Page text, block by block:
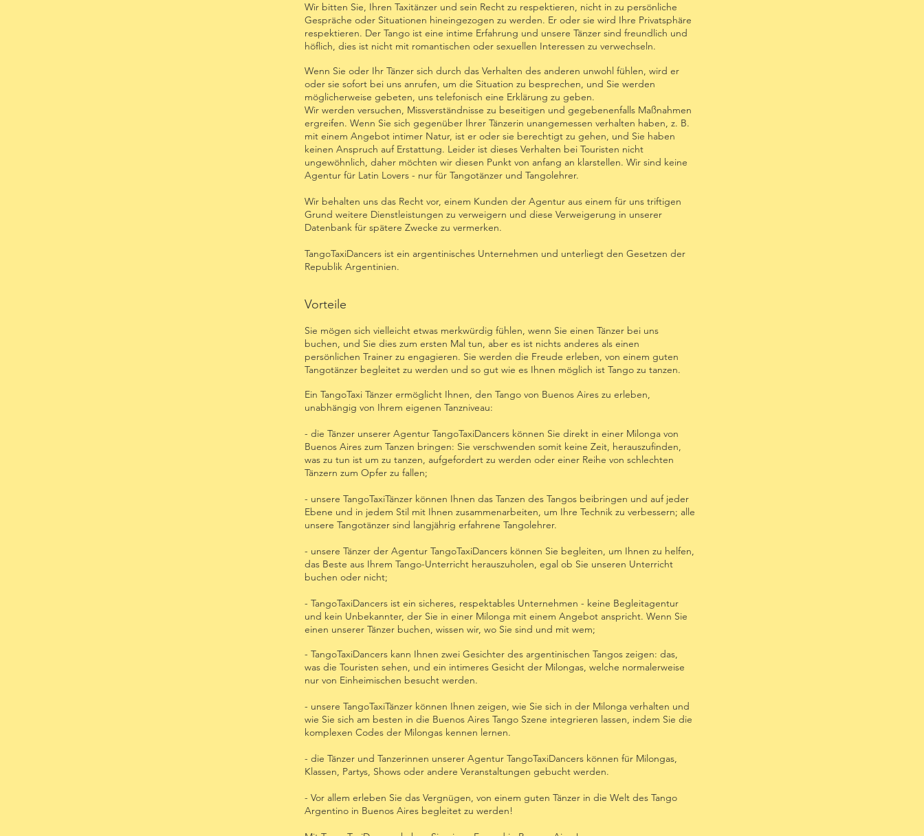
Wir bitten Sie, Ihren Taxitänzer und sein Recht zu respektieren, nicht in zu persönliche
Gespräche oder Situationen hineingezogen zu werden. Er oder sie wird Ihre Privatsphäre
respektieren. Der Tango ist eine intime Erfahrung und unsere Tänzer sind freundlich und
höflich, dies ist nicht mit romantischen oder sexuellen Interessen zu verwechseln.
Wenn Sie oder Ihr Tänzer sich durch das Verhalten des anderen unwohl fühlen, wird er
oder sie sofort bei uns anrufen, um die Situation zu besprechen, und Sie werden
möglicherweise gebeten, uns telefonisch eine Erklärung zu geben.
Wir werden versuchen, Missverständnisse zu beseitigen und gegebenenfalls Maßnahmen
ergreifen. Wenn Sie sich gegenüber Ihrer Tänzerin unangemessen verhalten haben, z. B.
mit einem Angebot intimer Natur, ist er oder sie berechtigt zu gehen, und Sie haben
keinen Anspruch auf Erstattung. Leider ist dieses Verhalten bei Touristen nicht
ungewöhnlich, daher möchten wir diesen Punkt von anfang an klarstellen. Wir sind keine
Agentur für Latin Lovers - nur für Tangotänzer und Tangolehrer.
Wir behalten uns das Recht vor, einem Kunden der Agentur aus einem für uns triftigen
Grund weitere Dienstleistungen zu verweigern und diese Verweigerung in unserer
Datenbank für spätere Zwecke zu vermerken.
TangoTaxiDancers ist ein argentinisches Unternehmen und unterliegt den Gesetzen der
Republik Argentinien.
Vorteile
Sie mögen sich vielleicht etwas merkwürdig fühlen, wenn Sie einen Tänzer bei uns
buchen, und Sie dies zum ersten Mal tun, aber es ist nichts anderes als einen
persönlichen Trainer zu engagieren. Sie werden die Freude erleben, von einem guten
Tangotänzer begleitet zu werden und so gut wie es Ihnen möglich ist Tango zu tanzen.
Ein TangoTaxi Tänzer ermöglicht Ihnen, den Tango von Buenos Aires zu erleben,
unabhängig von Ihrem eigenen Tanzniveau:
- die Tänzer unserer Agentur TangoTaxiDancers können Sie direkt in einer Milonga von
Buenos Aires zum Tanzen bringen: Sie verschwenden somit keine Zeit, herauszufinden,
was zu tun ist um zu tanzen, aufgefordert zu werden oder einer Reihe von schlechten
Tänzern zum Opfer zu fallen;
- unsere TangoTaxiTänzer können Ihnen das Tanzen des Tangos beibringen und auf jeder
Ebene und in jedem Stil mit Ihnen zusammenarbeiten, um Ihre Technik zu verbessern; alle
unsere Tangotänzer sind langjährig erfahrene Tangolehrer.
- unsere Tänzer der Agentur TangoTaxiDancers können Sie begleiten, um Ihnen zu helfen,
das Beste aus Ihrem Tango-Unterricht herauszuholen, egal ob Sie unseren Unterricht
buchen oder nicht;
- TangoTaxiDancers ist ein sicheres, respektables Unternehmen - keine Begleitagentur
und kein Unbekannter, der Sie in einer Milonga mit einem Angebot anspricht. Wenn Sie
einen unserer Tänzer buchen, wissen wir, wo Sie sind und mit wem;
- TangoTaxiDancers kann Ihnen zwei Gesichter des argentinischen Tangos zeigen: das,
was die Touristen sehen, und ein intimeres Gesicht der Milongas, welche normalerweise
nur von Einheimischen besucht werden.
- unsere TangoTaxiTänzer können Ihnen zeigen, wie Sie sich in der Milonga verhalten und
wie Sie sich am besten in die Buenos Aires Tango Szene integrieren lassen, indem Sie die
komplexen Codes der Milongas kennen lernen.
- die Tänzer und Tanzerinnen unserer Agentur TangoTaxiDancers können für Milongas,
Klassen, Partys, Shows oder andere Veranstaltungen gebucht werden.
- Vor allem erleben Sie das Vergnügen, von einem guten Tänzer in die Welt des Tango
Argentino in Buenos Aires begleitet zu werden!